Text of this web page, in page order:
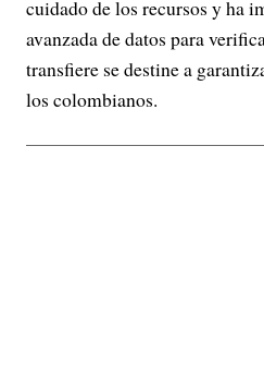
cuidado de los recursos y ha
avanzada de datos para
transfiere se destine a
los colombianos.